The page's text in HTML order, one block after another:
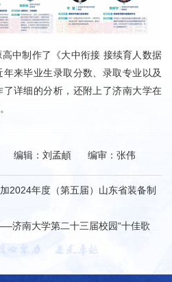
中制作了《大中衔接 接续育人数据
来毕业生录取分数、录取专业以及
详细的分析，还附上了济南大学在
编辑：刘孟頔 编审：张伟
2024年度（第五届）山东省装备制
济南大学第二十三届校园“十佳歌